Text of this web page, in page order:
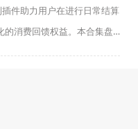
件助力用户在进行日常结算
的消费回馈权益。本合集盘